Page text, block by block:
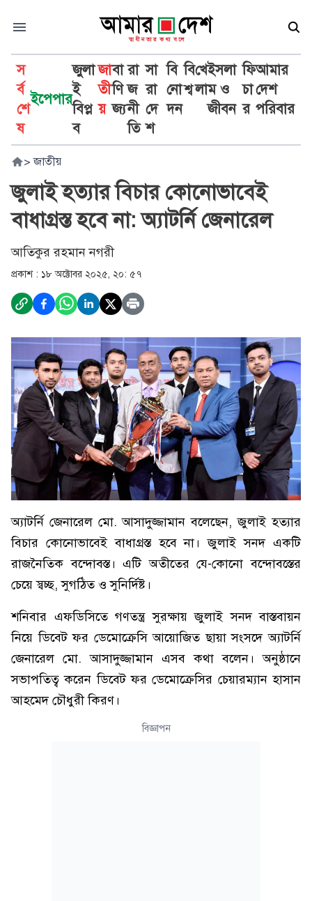
স
র্ব
শে
ষ
ইপেপার
জুলা
ই
বিপ্ল
ব
জা
তী
য়
বা
ণি
জ্য
রা
জ
নী
তি
সা
রা
দে
শ
বি
নো
দন
বি
শ্ব
খে
লা
ইসলা
ম ও
জীবন
ফি
চা
র
আমার
দেশ
পরিবার
> জাতীয়
জুলাই হত্যার বিচার কোনোভাবেই
বাধাগ্রস্ত হবে না: অ্যাটর্নি জেনারেল
আতিকুর রহমান নগরী
প্রকাশ : ১৮ অক্টোবর ২০২৫, ২০: ৫৭
অ্যাটর্নি জেনারেল মো. আসাদুজ্জামান বলেছেন, জুলাই হত্যার
বিচার কোনোভাবেই বাধাগ্রস্ত হবে না। জুলাই সনদ একটি
রাজনৈতিক বন্দোবস্ত। এটি অতীতের যে-কোনো বন্দোবস্তের
চেয়ে স্বচ্ছ, সুগঠিত ও সুনির্দিষ্ট।
শনিবার এফডিসিতে গণতন্ত্র সুরক্ষায় জুলাই সনদ বাস্তবায়ন
নিয়ে ডিবেট ফর ডেমোক্রেসি আয়োজিত ছায়া সংসদে অ্যাটর্নি
জেনারেল মো. আসাদুজ্জামান এসব কথা বলেন। অনুষ্ঠানে
সভাপতিত্ব করেন ডিবেট ফর ডেমোক্রেসির চেয়ারম্যান হাসান
আহমেদ চৌধুরী কিরণ।
বিজ্ঞাপন